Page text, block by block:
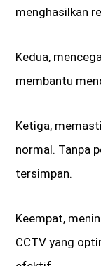
menghasilkan
Kedua,
membantu
Ketiga,
normal. Tanpa
tersimpan.
Keempat,
CCTV yang